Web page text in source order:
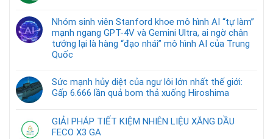
Nhóm sinh viên Stanford khoe mô hình AI “tự làm”
mạnh ngang GPT-4V và Gemini Ultra, ai ngờ chân
tướng lại là hàng “đạo nhái” mô hình AI của Trung
Quốc
Sức mạnh hủy diệt của ngư lôi lớn nhất thế giới:
Gấp 6.666 lần quả bom thả xuống Hiroshima
GIẢI PHÁP TIẾT KIỆM NHIÊN LIỆU XĂNG DẦU
FECO X3 GA